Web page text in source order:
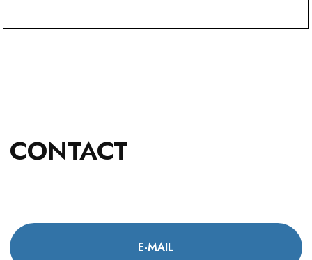
CONTACT
E-MAIL